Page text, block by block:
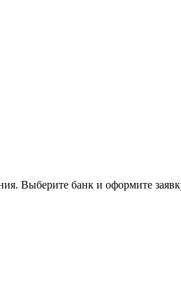
Выберите банк и оформите